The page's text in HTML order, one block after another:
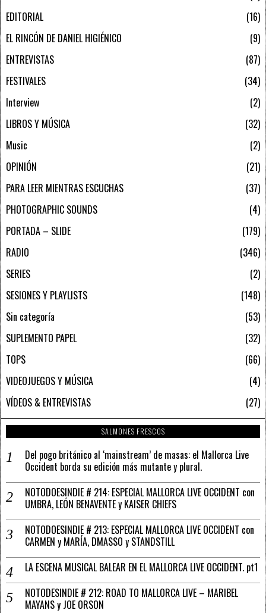
EDITORIAL
16
EL RINCÓN DE DANIEL HIGIÉNICO
9
ENTREVISTAS
87
FESTIVALES
34
Interview
2
LIBROS Y MÚSICA
32
Music
2
OPINIÓN
21
PARA LEER MIENTRAS ESCUCHAS
37
PHOTOGRAPHIC SOUNDS
4
PORTADA – SLIDE
179
RADIO
346
SERIES
2
SESIONES Y PLAYLISTS
148
Sin categoría
53
SUPLEMENTO PAPEL
32
TOPS
66
VIDEOJUEGOS Y MÚSICA
4
VÍDEOS & ENTREVISTAS
27
SALMONES FRESCOS
Del pogo británico al ‘mainstream’ de masas: el Mallorca Live
Occident borda su edición más mutante y plural.
NOTODOESINDIE # 214: ESPECIAL MALLORCA LIVE OCCIDENT con
UMBRA, LEÓN BENAVENTE y KAISER CHIEFS
NOTODOESINDIE # 213: ESPECIAL MALLORCA LIVE OCCIDENT con
CARMEN y MARÍA, DMASSO y STANDSTILL
LA ESCENA MUSICAL BALEAR EN EL MALLORCA LIVE OCCIDENT. pt1
NOTODESINDIE # 212: ROAD TO MALLORCA LIVE – MARIBEL
MAYANS y JOE ORSON